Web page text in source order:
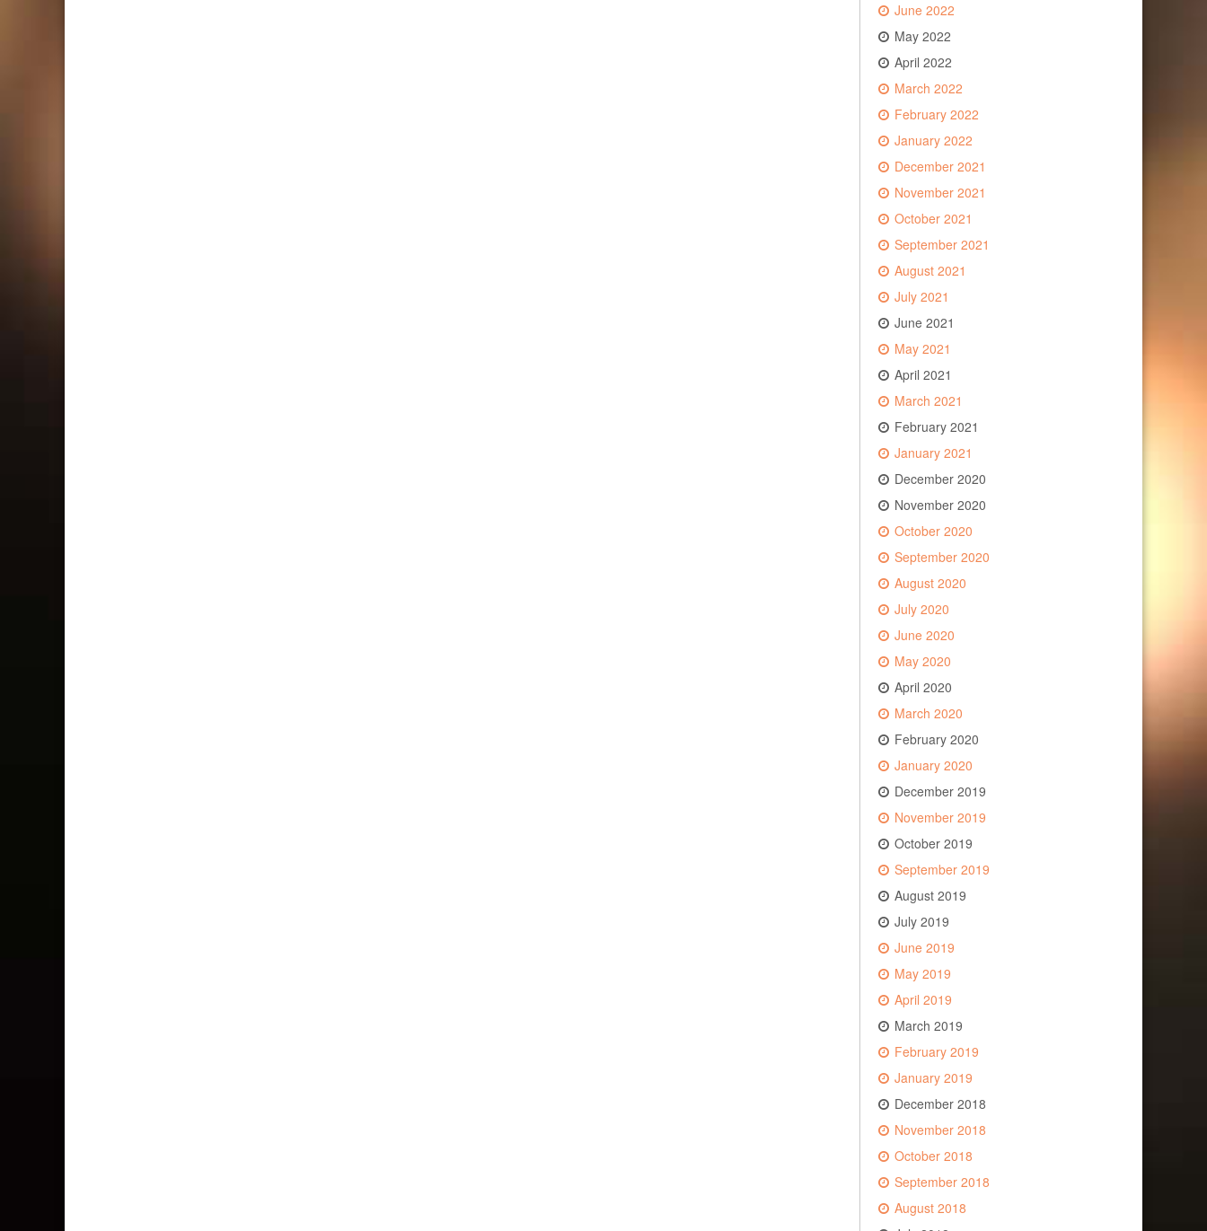
June 2022
May 2022
April 2022
March 2022
February 2022
January 2022
December 2021
November 2021
October 2021
September 2021
August 2021
July 2021
June 2021
May 2021
April 2021
March 2021
February 2021
January 2021
December 2020
November 2020
October 2020
September 2020
August 2020
July 2020
June 2020
May 2020
April 2020
March 2020
February 2020
January 2020
December 2019
November 2019
October 2019
September 2019
August 2019
July 2019
June 2019
May 2019
April 2019
March 2019
February 2019
January 2019
December 2018
November 2018
October 2018
September 2018
August 2018